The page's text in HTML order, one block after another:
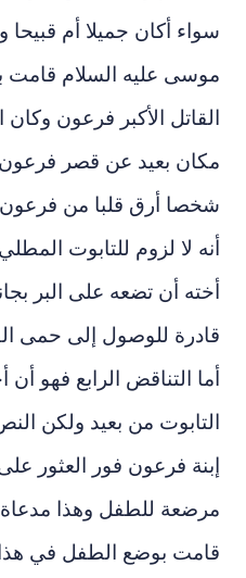
سواء أكان جميلا أم قبيحا
موسى عليه السلام قامت
القاتل الأكبر فرعون
مكان بعيد عن قصر
شخصا أرق قلبا من فرعون
أنه لا لزوم للتابوت
أخته أن تضعه على البر
قادرة للوصول إلى حمى
أما التناقض الرابع فهو
التابوت من بعيد ولكن
إبنة فرعون فور العثور
مرضعة للطفل وهذا مدعاة
قامت بوضع الطفل في هذا